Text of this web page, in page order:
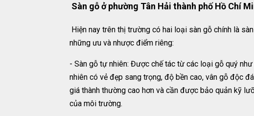
Sàn gỗ ở phường Tân Hải thành phố Hồ Chí
Hiện nay trên thị trường có hai loại sàn gỗ chính là
những ưu và nhược điểm riêng:
- Sàn gỗ tự nhiên: Được chế tác từ các loại gỗ quý
nhiên có vẻ đẹp sang trọng, độ bền cao, vân gỗ độc
giá thành thường cao hơn và cần được bảo quản kỹ
của môi trường.